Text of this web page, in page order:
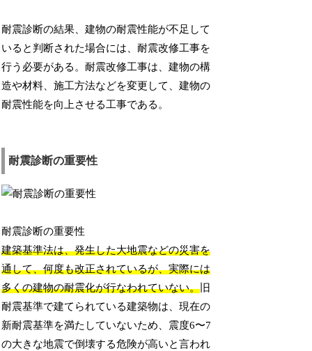
耐震診断の結果、建物の耐震性能が不足して
いると判断された場合には、耐震改修工事を
行う必要がある。耐震改修工事は、建物の構
造や材料、施工方法などを変更して、建物の
耐震性能を向上させる工事である。
耐震診断の重要性
耐震診断の重要性
建築基準法は、発生した大地震などの災害を
通して、何度も改正されているが、実際には
多くの建物の耐震化が行なわれていない。 旧
耐震基準で建てられている建築物は、現在の
新耐震基準を満たしていないため、震度6〜7
の大きな地震で倒壊する危険が高いと言われ